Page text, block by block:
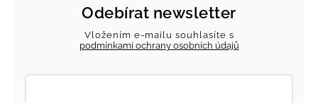
Odebírat newsletter
Vložením e-mailu souhlasíte s
podmínkami ochrany osobních údajů